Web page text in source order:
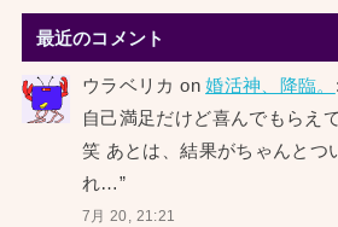
最近のコメント
ウラベリカ on婚活神、降臨。
自己満足だけど喜んでもらえ
笑 あとは、結果がちゃんとつ
れ…”
7月 20, 21:21